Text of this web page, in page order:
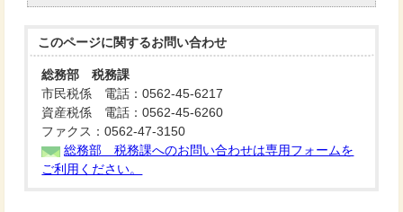
このページに関するお問い合わせ
総務部 税務課
市民税係 電話：0562-45-6217
資産税係 電話：0562-45-6260
ファクス：0562-47-3150
総務部 税務課へのお問い合わせは専用フォームを
ご利用ください。